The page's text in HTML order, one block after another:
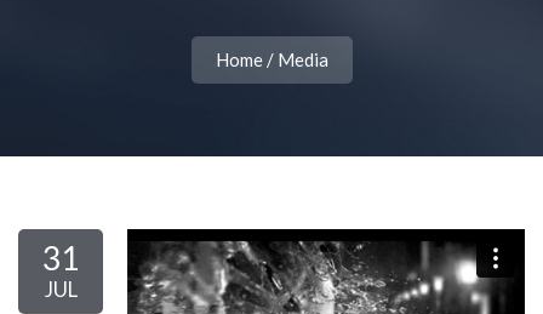
Home/ Media
31
JUL